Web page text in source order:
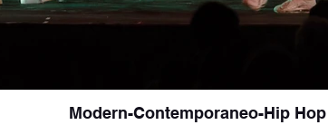
Modern-Contemporaneo-Hip Hop